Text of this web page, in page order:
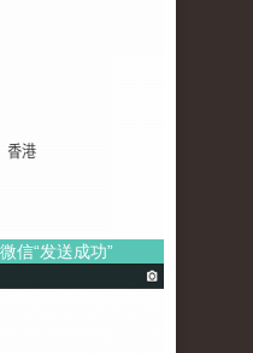
信“发送成功”